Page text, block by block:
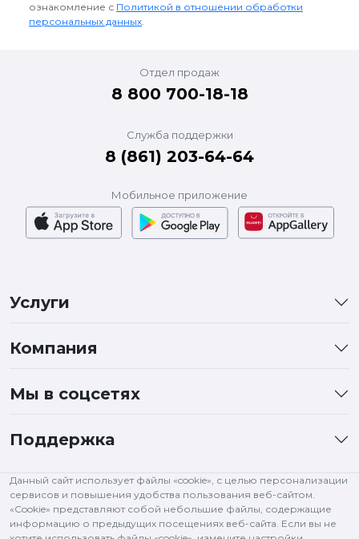
ознакомление с Политикой в отношении обработки
персональных данных.
Услуги
Компания
Мы в соцсетях
Поддержка
Мобильное приложение
Отдел продаж
8 800 700-18-18
Служба поддержки
8 (861) 203-64-64
Данный сайт использует файлы «cookie», с целью персонализации
сервисов и повышения удобства пользования веб-сайтом.
«Cookie» представляют собой небольшие файлы, содержащие
информацию о предыдущих посещениях веб-сайта. Если вы не